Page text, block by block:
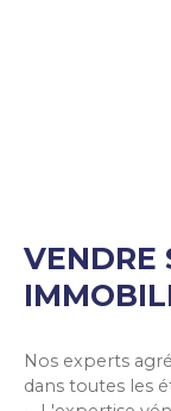
VENDRE
Nos experts
dans toutes les